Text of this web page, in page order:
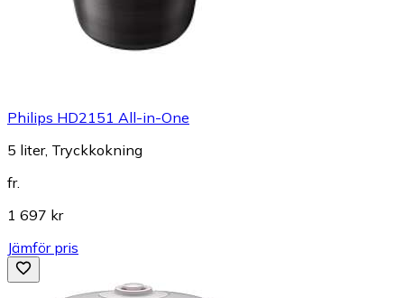
Philips HD2151 All-in-One
5 liter, Tryckkokning
fr.
1 697 kr
Jämför pris